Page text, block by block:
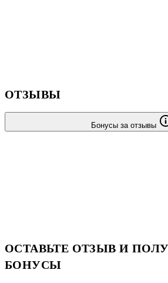
ОТЗЫВЫ
Бонусы за отзывы
ОСТАВЬТЕ ОТЗЫВ И
БОНУСЫ